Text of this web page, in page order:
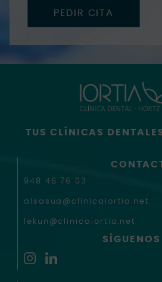
PEDIR CITA
TUS CLÍNICAS
948 46 76 03
alsasua@clinicaiortia.net
lekun@clinicaiortia.net
SÍGUENOS